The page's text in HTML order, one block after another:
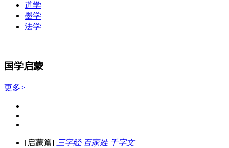
道学
墨学
法学
国学启蒙
更多>
[启蒙篇] 三字经 百家姓 千字文